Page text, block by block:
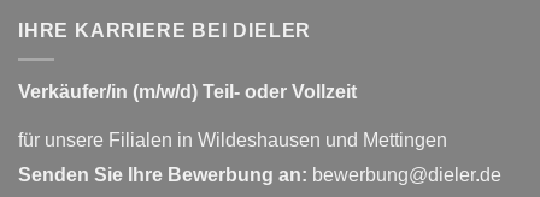
IHRE KARRIERE BEI DIELER
Verkäufer/in (m/w/d) Teil- oder Vollzeit
für unsere Filialen in Wildeshausen und Mettingen
Senden Sie Ihre Bewerbung an: bewerbung@dieler.de